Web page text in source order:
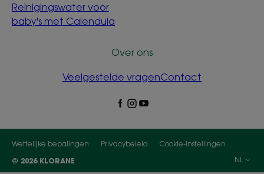
Reinigingswater voor
baby's met Calendula
Over ons
Veelgestelde vragenContact
Wettelijke bepalingen Privacybeleid
Cookie-instellingen
© 2026 KLORANE
NL